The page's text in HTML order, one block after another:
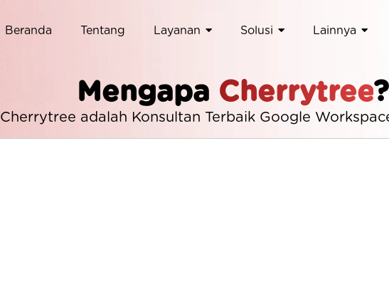
Beranda Tentang Layanan Solusi Lainnya
Mengapa Cherrytree?
Cherrytree adalah Konsultan Terbaik Google